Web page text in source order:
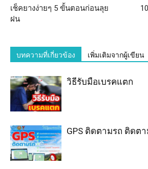
เช็คยางง่ายๆ 5 ขั้นตอนก่อนลุย
ฝน
บทความที่เกี่ยวข้อง เพิ่มเติมจากผู้เขียน
วิธีรับมือเบรคแตก
GPS ติดตามรถ ติดต